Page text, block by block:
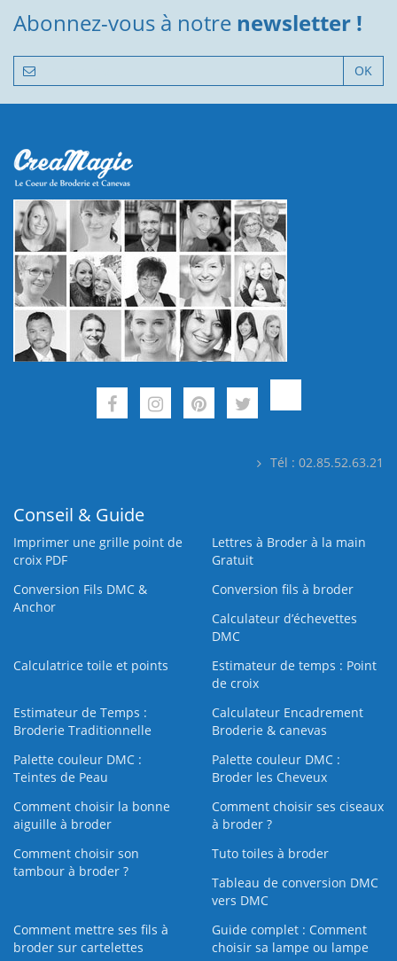
Abonnez-vous à notre newsletter !
OK
Tél : 02.85.52.63.21
Conseil & Guide
Imprimer une grille point de
croix PDF
Lettres à Broder à la main
Gratuit
Conversion Fils DMC &
Anchor
Conversion fils à broder
Calculateur d’échevettes
DMC
Calculatrice toile et points
Estimateur de temps : Point
de croix
Estimateur de Temps :
Broderie Traditionnelle
Calculateur Encadrement
Broderie & canevas
Palette couleur DMC :
Teintes de Peau
Palette couleur DMC :
Broder les Cheveux
Comment choisir la bonne
aiguille à broder
Comment choisir ses ciseaux
à broder ?
Comment choisir son
tambour à broder ?
Tuto toiles à broder
Tableau de conversion DMC
vers DMC
Comment mettre ses fils à
broder sur cartelettes
Guide complet : Comment
choisir sa lampe ou lampe